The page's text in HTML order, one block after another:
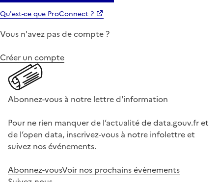
Qu'est-ce que ProConnect ?
Vous n'avez pas de compte ?
Créer un compte
Abonnez-vous à notre lettre d'information
Pour ne rien manquer de l’actualité de data.gouv.fr et
de l’open data, inscrivez-vous à notre infolettre et
suivez nos événements.
Abonnez-vousVoir nos prochains évènements